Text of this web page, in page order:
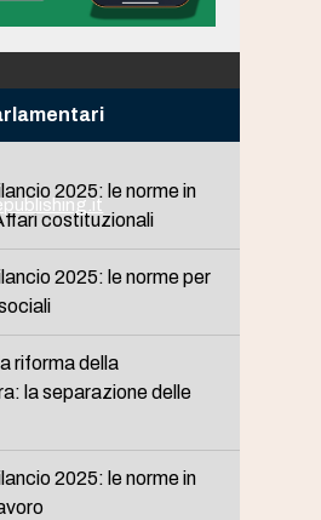
2025: le norme in
costituzionali
2025: le norme per
riforma della
la separazione delle
2025: le norme in